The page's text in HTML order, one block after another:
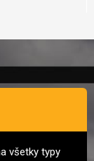
všetky typy